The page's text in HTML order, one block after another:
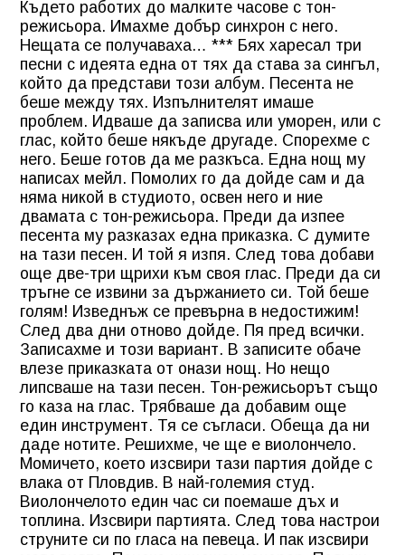
Където работих до малките часове с тон-
режисьора. Имахме добър синхрон с него.
Нещата се получаваха… *** Бях харесал три
песни с идеята една от тях да става за сингъл,
който да представи този албум. Песента не
беше между тях. Изпълнителят имаше
проблем. Идваше да записва или уморен, или с
глас, който беше някъде другаде. Спорехме с
него. Беше готов да ме разкъса. Една нощ му
написах мейл. Помолих го да дойде сам и да
няма никой в студиото, освен него и ние
двамата с тон-режисьора. Преди да изпее
песента му разказах една приказка. С думите
на тази песен. И той я изпя. След това добави
още две-три щрихи към своя глас. Преди да си
тръгне се извини за държанието си. Той беше
голям! Изведнъж се превърна в недостижим!
След два дни отново дойде. Пя пред всички.
Записахме и този вариант. В записите обаче
влезе приказката от онази нощ. Но нещо
липсваше на тази песен. Тон-режисьорът също
го каза на глас. Трябваше да добавим още
един инструмент. Тя се съгласи. Обеща да ни
даде нотите. Решихме, че ще е виолончело.
Момичето, което изсвири тази партия дойде с
влака от Пловдив. В най-големия студ.
Виолончелото един час си поемаше дъх и
топлина. Изсвири партията. След това настрои
струните си по гласа на певеца. И пак изсвири